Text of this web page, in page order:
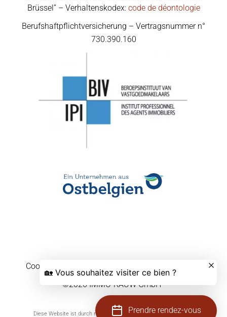
Brüssel” – Verhaltenskodex: code de déontologie
Berufshaftpflichtversicherung – Vertragsnummer n°
730.390.160
Cookie-Einstellungen ändern
©2026 IMMO-RAUW GmbH
Diese Website ist durch reCAPTCHA geschützt und es gelten die
Prendre rendez-vous